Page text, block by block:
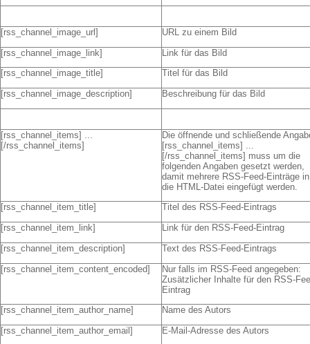
[rss_channel_image_url]
URL zu einem Bild
[rss_channel_image_link]
Link für das Bild
[rss_channel_image_title]
Titel für das Bild
[rss_channel_image_description]
Beschreibung für das Bild
[rss_channel_items] ...
[/rss_channel_items]
Die öffnende und schließende
[rss_channel_items] ...
[/rss_channel_items] muss um die
folgenden Angaben gesetzt werden,
damit mehrere RSS-Feed-Einträge in
die HTML-Datei eingefügt werden.
[rss_channel_item_title]
Titel des RSS-Feed-Eintrags
[rss_channel_item_link]
Link für den RSS-Feed-Eintrag
[rss_channel_item_description]
Text des RSS-Feed-Eintrags
[rss_channel_item_content_encoded]
Nur falls im RSS-Feed angegeben:
Zusätzlicher Inhalte für den RSS-
Eintrag
[rss_channel_item_author_name]
Name des Autors
[rss_channel_item_author_email]
E-Mail-Adresse des Autors